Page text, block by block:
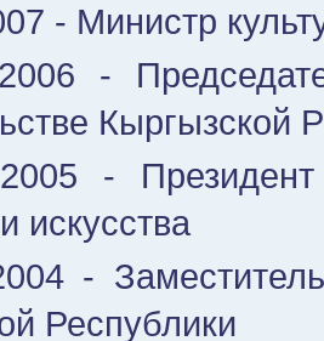
- Министр
-
Кыргызской
-
искусства
-
Республики